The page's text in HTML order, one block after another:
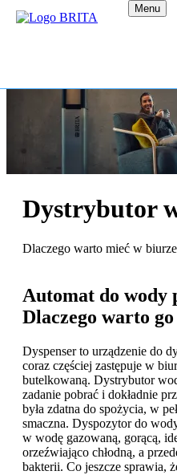
Menu
Dystrybutor
Dlaczego warto mieć w
Automat do wody
Dlaczego warto
Dyspenser to urządzenie do
coraz częściej zastępuje w
butelkowaną. Dystrybutor
zadanie pobrać i dokładnie
była zdatna do spożycia, w
smaczna. Dyspozytor do
w wodę gazowaną, gorącą,
orzeźwiająco chłodną, a
bakterii. Co jeszcze sprawia,